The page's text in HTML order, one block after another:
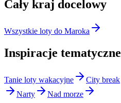
Cały kraj docelowy
Wszystkie loty do Maroka
Inspiracje tematyczne
Tanie loty wakacyjne City break
Narty
Nad morze